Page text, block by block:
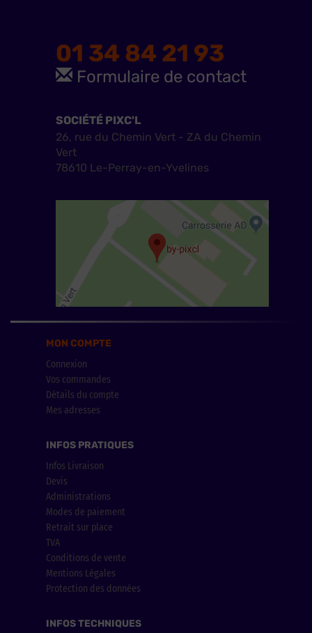
01 34 84 21 93
Formulaire de contact
SOCIÉTÉ PIXC'L
26, rue du Chemin Vert - ZA du Chemin
Vert
78610 Le-Perray-en-Yvelines
MON COMPTE
Connexion
Vos commandes
Détails du compte
Mes adresses
INFOS PRATIQUES
Infos Livraison
Devis
Administrations
Modes de paiement
Retrait sur place
TVA
Conditions de vente
Mentions Légales
Protection des données
INFOS TECHNIQUES